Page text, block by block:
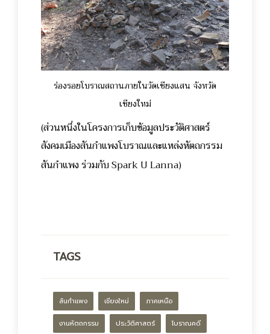
ร่องรอยโบราณสถานภายในวัดเชียงแสน จังหวัด
เชียงใหม่
(ส่วนหนึ่งในโครงการเก็บข้อมูลประวัติศาสตร์
สังคมเมืองสันกำแพงโบราณและแหล่งหัตถกรรม
สันกำแพง ร่วมกับSpark U Lanna)
TAGS
สันกำแพง เชียงใหม่ ภาคเหนือ
งานหัตถกรรม ประวัติศาสตร์ โบราณคดี